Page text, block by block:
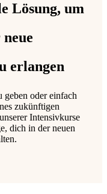
Lösung, um
erlangen
geben oder einfach
zukünftigen
Intensivkurse
dich in der neuen